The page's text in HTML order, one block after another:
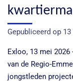
Gepubliceerd op
Exloo, 13 mei
van de Regio-
jongstleden